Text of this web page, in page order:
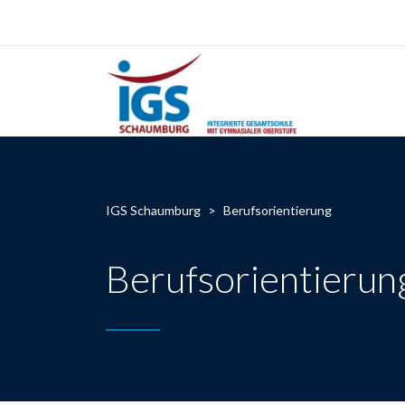
IGS Schaumburg > Berufsorientierung